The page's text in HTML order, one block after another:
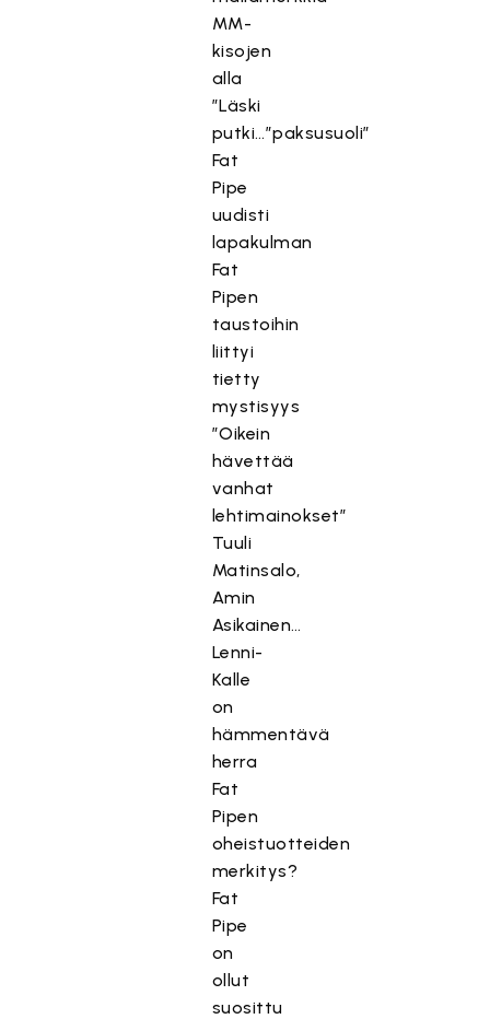
MM-
kisojen
alla
”Läski
putki…”paksusuoli”
Fat
Pipe
uudisti
lapakulman
Fat
Pipen
taustoihin
liittyi
tietty
mystisyys
”Oikein
hävettää
vanhat
lehtimainokset”
Tuuli
Matinsalo,
Amin
Asikainen…
Lenni-
Kalle
on
hämmentävä
herra
Fat
Pipen
oheistuotteiden
merkitys?
Fat
Pipe
on
ollut
suosittu